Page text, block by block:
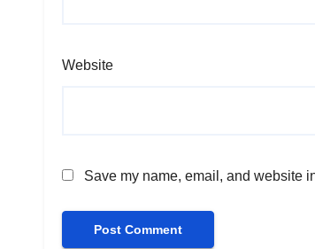
Website
Save my name, email, and website